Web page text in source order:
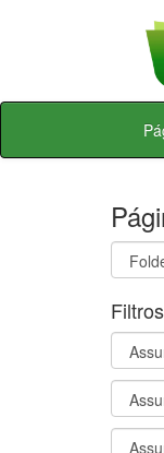
Skip